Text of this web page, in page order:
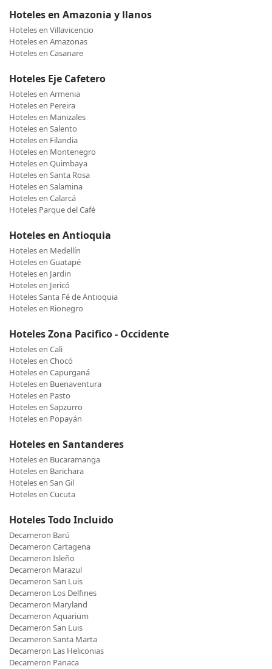
Hoteles en Amazonia y llanos
Hoteles en Villavicencio
Hoteles en Amazonas
Hoteles en Casanare
Hoteles Eje Cafetero
Hoteles en Armenia
Hoteles en Pereira
Hoteles en Manizales
Hoteles en Salento
Hoteles en Filandia
Hoteles en Montenegro
Hoteles en Quimbaya
Hoteles en Santa Rosa
Hoteles en Salamina
Hoteles en Calarcá
Hoteles Parque del Café
Hoteles en Antioquia
Hoteles en Medellín
Hoteles en Guatapé
Hoteles en Jardin
Hoteles en Jericó
Hoteles Santa Fé de Antioquia
Hoteles en Rionegro
Hoteles Zona Pacifico - Occidente
Hoteles en Cali
Hoteles en Chocó
Hoteles en Capurganá
Hoteles en Buenaventura
Hoteles en Pasto
Hoteles en Sapzurro
Hoteles en Popayán
Hoteles en Santanderes
Hoteles en Bucaramanga
Hoteles en Barichara
Hoteles en San Gil
Hoteles en Cucuta
Hoteles Todo Incluido
Decameron Barú
Decameron Cartagena
Decameron Isleño
Decameron Marazul
Decameron San Luis
Decameron Los Delfines
Decameron Maryland
Decameron Aquarium
Decameron San Luis
Decameron Santa Marta
Decameron Las Heliconias
Decameron Panaca